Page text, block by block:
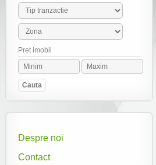
Pret imobil
Despre noi
Contact